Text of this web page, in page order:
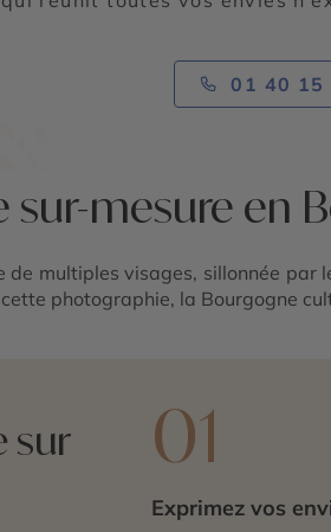
01 40 15
sur-mesure en
de multiples visages, sillonnée
photographie, la Bourgogne
sur
01
Exprimez vos